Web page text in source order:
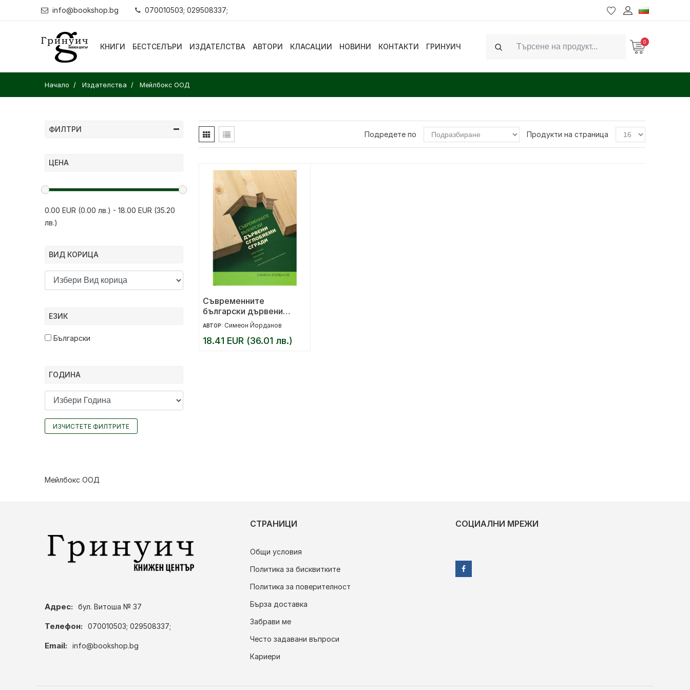
info@bookshop.bg 070010503; 029508337;
КНИГИ БЕСТСЕЛЪРИ ИЗДАТЕЛСТВА АВТОРИ КЛАСАЦИИ НОВИНИ КОНТАКТИ ГРИНУИЧ
Search
0
Начало Издателства Мейлбокс ООД
ФИЛТРИ
ЦЕНА
0.00 EUR (0.00 лв.) - 18.00 EUR (35.20
лв.)
ВИД КОРИЦА
ЕЗИК
Български
ГОДИНА
ИЗЧИСТЕТЕ ФИЛТРИТЕ
Подредете по Продукти на страница
Съвременните
български дървени
сглобяеми сгради
АВТОР: Симеон Йорданов
18.41 EUR (36.01 лв.)
Мейлбокс ООД
Адрес: бул. Витоша № 37
Телефон: 070010503; 029508337;
Email: info@bookshop.bg
СТРАНИЦИ
Общи условия
Политика за бисквитките
Политика за поверителност
Бърза доставка
Забрави ме
Често задавани въпроси
Кариери
СОЦИАЛНИ МРЕЖИ